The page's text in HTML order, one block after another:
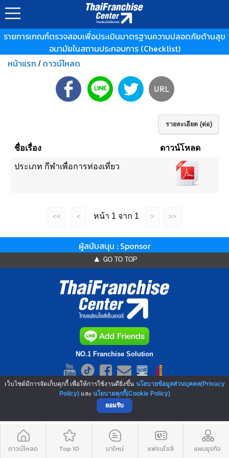
รายการเกณฑ์ตรวจสอบเพื่อประเมินมาตรฐานความปลอดภัยด้านสุข
อนามัยในสถานประกอบการ (Checklist)
หน้าแรก / ดาวน์โหลด
รายละเอียด (ต่อ)
ชื่อเรื่อง ดาวน์โหลด
ประเภท กีฬาเพื่อการท่องเที่ยว
<< < หน้า 1 จาก 1 > >>
ผู้สนับสนุน : Sponsor
▲ GO TO TOP
NO.1 Franchise Solution
เว็บไซต์มีการจัดเก็บคุกกี้ เพื่อให้การใช้งานดียิ่งขึ้น นโยบายข้อมูลส่วนบุคคล(Privacy
Policy)และ นโยบายคุกกี้(Cookie Policy)
ยอมรับ
ดาวน์โหลด Top 10 มาใหม่ แฟรนไชส์ แผนธุรกิจ